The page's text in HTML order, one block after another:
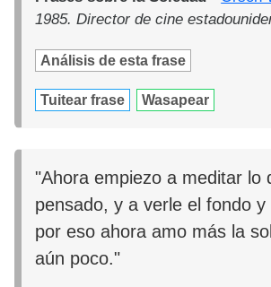
1985. Director de cine
Análisis de esta frase
Tuitear frase Wasapear
"Ahora empiezo a meditar lo
pensado, y a verle el fondo
por eso ahora amo más la
aún poco."